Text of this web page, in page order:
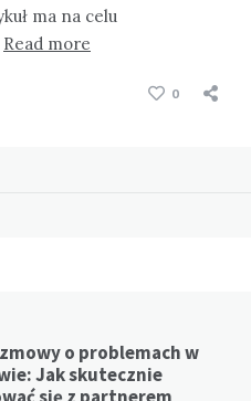
ma na celu
Read more
0
o problemach w
Jak skutecznie